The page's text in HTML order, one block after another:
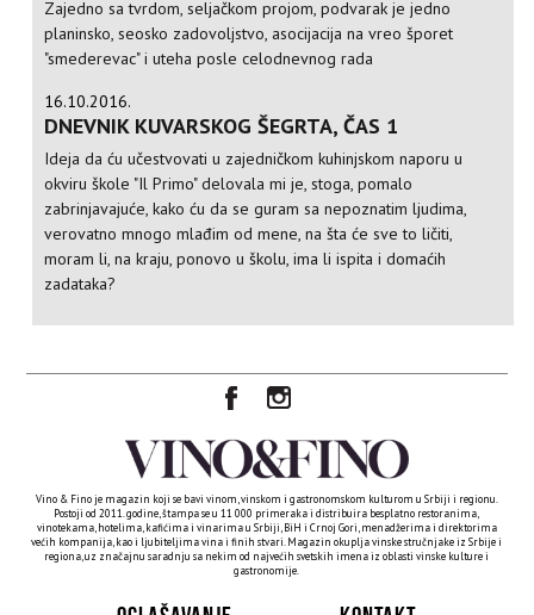
Zajedno sa tvrdom, seljačkom projom, podvarak je jedno
planinsko, seosko zadovoljstvo, asocijacija na vreo šporet
"smederevac" i uteha posle celodnevnog rada
16.10.2016.
DNEVNIK KUVARSKOG ŠEGRTA, ČAS 1
Ideja da ću učestvovati u zajedničkom kuhinjskom naporu u
okviru škole "Il Primo" delovala mi je, stoga, pomalo
zabrinjavajuće, kako ću da se guram sa nepoznatim ljudima,
verovatno mnogo mlađim od mene, na šta će sve to ličiti,
moram li, na kraju, ponovo u školu, ima li ispita i domaćih
zadataka?
Vino & Fino je magazin koji se bavi vinom, vinskom i gastronomskom kulturom u Srbiji i regionu.
Postoji od 2011. godine, štampa se u 11 000 primeraka i distribuira besplatno restoranima,
vinotekama, hotelima, kafićima i vinarima u Srbiji, BiH i Crnoj Gori, menadžerima i direktorima
većih kompanija, kao i ljubiteljima vina i finih stvari. Magazin okuplja vinske stručnjake iz Srbije i
regiona, uz značajnu saradnju sa nekim od najvećih svetskih imena iz oblasti vinske kulture i
gastronomije.